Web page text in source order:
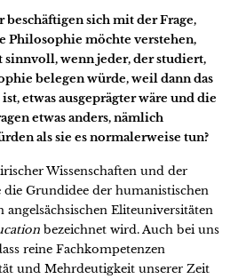
sich mit der Frage,
Philosophie möchte verstehen,
sinnvoll, wenn jeder, der studiert,
belegen würde, weil dann das
etwas ausgeprägter wäre und die
etwas anders, nämlich
als sie es normalerweise tun?
Wissenschaften und der
die Grundidee der humanistischen
angelsächsischen Eliteuniversitäten
bezeichnet wird. Auch bei uns
reine Fachkompetenzen
und Mehrdeutigkeit unserer Zeit